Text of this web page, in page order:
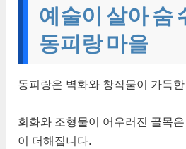
예술이 살아 숨
동피랑 마을
동피랑은 벽화와 창작물이 가득
회화와 조형물이 어우러진 골목
이 더해집니다.